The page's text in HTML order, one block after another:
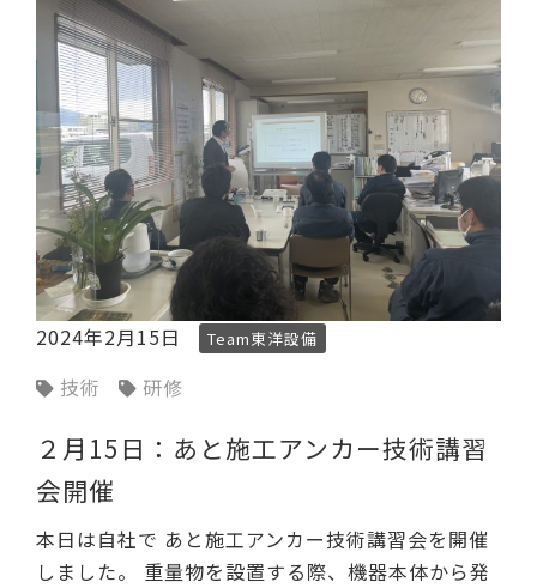
2024年2月15日 Team東洋設備
技術 研修
２月15日：あと施工アンカー技術講習
会開催
本日は自社で あと施工アンカー技術講習会を開催
しました。 重量物を設置する際、機器本体から発